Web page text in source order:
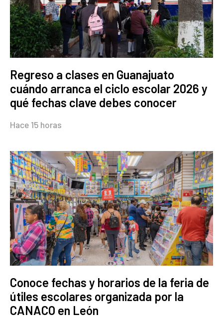
Regreso a clases en Guanajuato
cuándo arranca el ciclo escolar 2026 y
qué fechas clave debes conocer
Hace 15 horas
Conoce fechas y horarios de la feria de
útiles escolares organizada por la
CANACO en León